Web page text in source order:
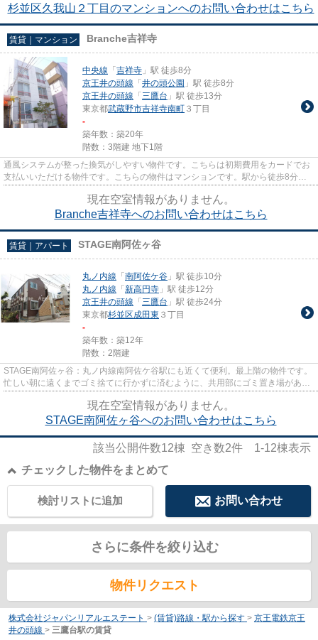
杉並区久我山２丁目のマンションへのお問い合わせはこちら
賃貸｜マンション Branche吉祥寺
中央線 「 吉祥寺 」駅 徒歩8分
京王井の頭線 「 井の頭公園 」駅 徒歩8分
京王井の頭線 「 三鷹台 」駅 徒歩13分
東京都武蔵野市吉祥寺南町 ３丁目
-
築年数：築20年
階数：3階建 地下1階
通風システムが整った換気がしやすい物件です。こちらは初期費用をカードでお
支払いいただける物件です。こちらの物件はマンションです。駅から徒歩8分の
現在空室情報がありません。
Branche吉祥寺へのお問い合わせはこちら
賃貸｜アパート STAGE南阿佐ヶ谷
丸ノ内線 「 南阿佐ケ谷 」駅 徒歩10分
丸ノ内線 「 新高円寺 」駅 徒歩12分
京王井の頭線 「 三鷹台 」駅 徒歩24分
東京都杉並区成田東 ３丁目
-
築年数：築12年
階数：2階建
STAGE南阿佐ヶ谷：丸ノ内線南阿佐ケ谷駅にも近くて便利。最上階の物件です。
忙しい朝に遠くまでゴミ捨てに行かずに済むように、共用部にゴミ置き場があり
現在空室情報がありません。
STAGE南阿佐ヶ谷へのお問い合わせはこちら
該当公開件数12棟 空き数2件 1-12棟表示
チェックした物件をまとめて
お問い合わせ
検討リストに追加
さらに条件を絞り込む
物件リクエスト
株式会社ジャパンリアルエステート > (賃貸)路線・駅から探す > 京王電鉄京王
井の頭線 > 三鷹台駅の賃貸